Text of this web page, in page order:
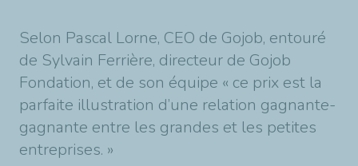
Selon Pascal Lorne, CEO de Gojob, entouré
de Sylvain Ferrière, directeur de Gojob
Fondation, et de son équipe « ce prix est la
parfaite illustration d’une relation gagnante-
gagnante entre les grandes et les petites
entreprises. »